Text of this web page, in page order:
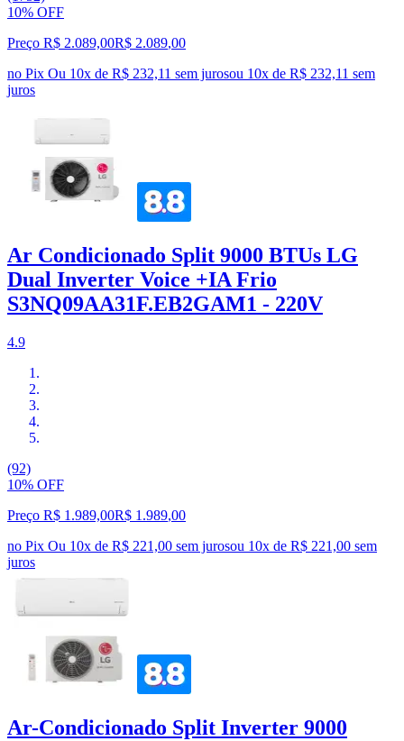
10% OFF
Preço R$ 2.089,00R$ 2.089,00
no Pix Ou 10x de R$ 232,11 sem jurosou 10x de R$ 232,11 sem
juros
Ar Condicionado Split 9000 BTUs LG
Dual Inverter Voice +IA Frio
S3NQ09AA31F.EB2GAM1 - 220V
4.9
(92)
10% OFF
Preço R$ 1.989,00R$ 1.989,00
no Pix Ou 10x de R$ 221,00 sem jurosou 10x de R$ 221,00 sem
juros
Ar-Condicionado Split Inverter 9000